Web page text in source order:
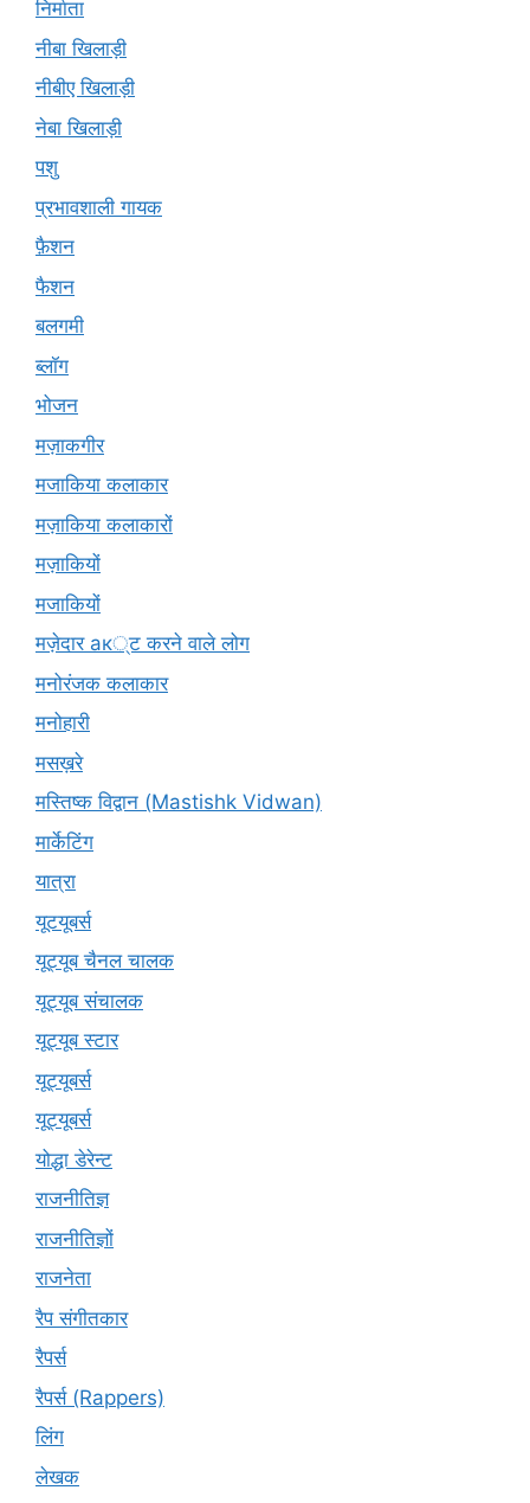
निर्माता
नीबा खिलाड़ी
नीबीए खिलाड़ी
नेबा खिलाड़ी
पशु
प्रभावशाली गायक
फ़ैशन
फैशन
बलगमी
ब्लॉग
भोजन
मज़ाकगीर
मजाकिया कलाकार
मज़ाकिया कलाकारों
मज़ाकियों
मजाकियों
मज़ेदार ак्ट करने वाले लोग
मनोरंजक कलाकार
मनोहारी
मसख़रे
मस्तिष्क विद्वान (Mastishk Vidwan)
मार्केटिंग
यात्रा
यूटयूबर्स
यूट्यूब चैनल चालक
यूट्यूब संचालक
यूट्यूब स्टार
यूट्‍यूबर्स
यूट्यूबर्स
योद्धा डेरेन्ट
राजनीतिज्ञ
राजनीतिज्ञों
राजनेता
रैप संगीतकार
रैपर्स
रैपर्स (Rappers)
लिंग
लेखक